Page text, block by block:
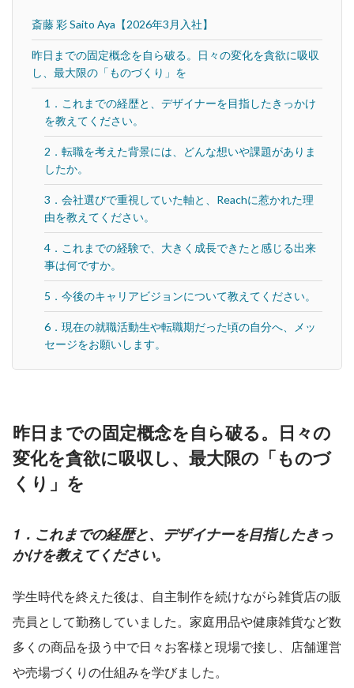
斎藤 彩 Saito Aya【2026年3月入社】
昨日までの固定概念を自ら破る。日々の変化を貪欲に吸収
し、最大限の「ものづくり」を
1．これまでの経歴と、デザイナーを目指したきっかけ
を教えてください。
2．転職を考えた背景には、どんな想いや課題がありま
したか。
3．会社選びで重視していた軸と、Reachに惹かれた理
由を教えてください。
4．これまでの経験で、大きく成長できたと感じる出来
事は何ですか。
5．今後のキャリアビジョンについて教えてください。
6．現在の就職活動生や転職期だった頃の自分へ、メッ
セージをお願いします。
昨日までの固定概念を自ら破る。日々の
変化を貪欲に吸収し、最大限の「ものづ
くり」を
1．これまでの経歴と、デザイナーを目指したきっ
かけを教えてください。
学生時代を終えた後は、自主制作を続けながら雑貨店の販
売員として勤務していました。家庭用品や健康雑貨など数
多くの商品を扱う中で日々お客様と現場で接し、店舗運営
や売場づくりの仕組みを学びました。